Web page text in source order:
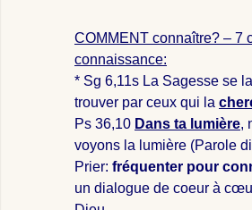
COMMENT connaître? – 7
connaissance:
* Sg 6,11s La Sagesse se
trouver par ceux qui la
Ps 36,10 Dans ta lumière,
voyons la lumière (Parole
Prier: fréquenter pour
un dialogue de coeur à